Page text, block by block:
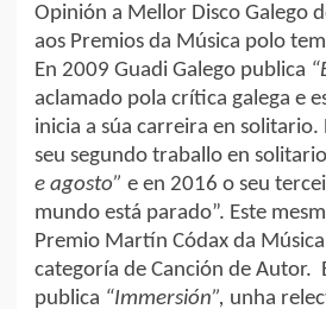
Opinión a Mellor Disco Galego
aos Premios da Música polo
En 2009 Guadi Galego publica
aclamado pola crítica galega e
inicia a súa carreira en
seu segundo traballo en
e agosto” e en 2016 o seu
mundo está parado”. Este
Premio Martín Códax da
categoría de Canción de Autor.
publica “Immersión”, unha